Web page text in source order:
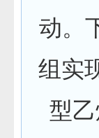
动。
组实
型